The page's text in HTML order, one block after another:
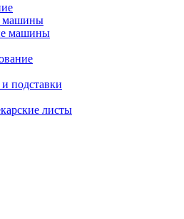
машины
машины
подставки
листы